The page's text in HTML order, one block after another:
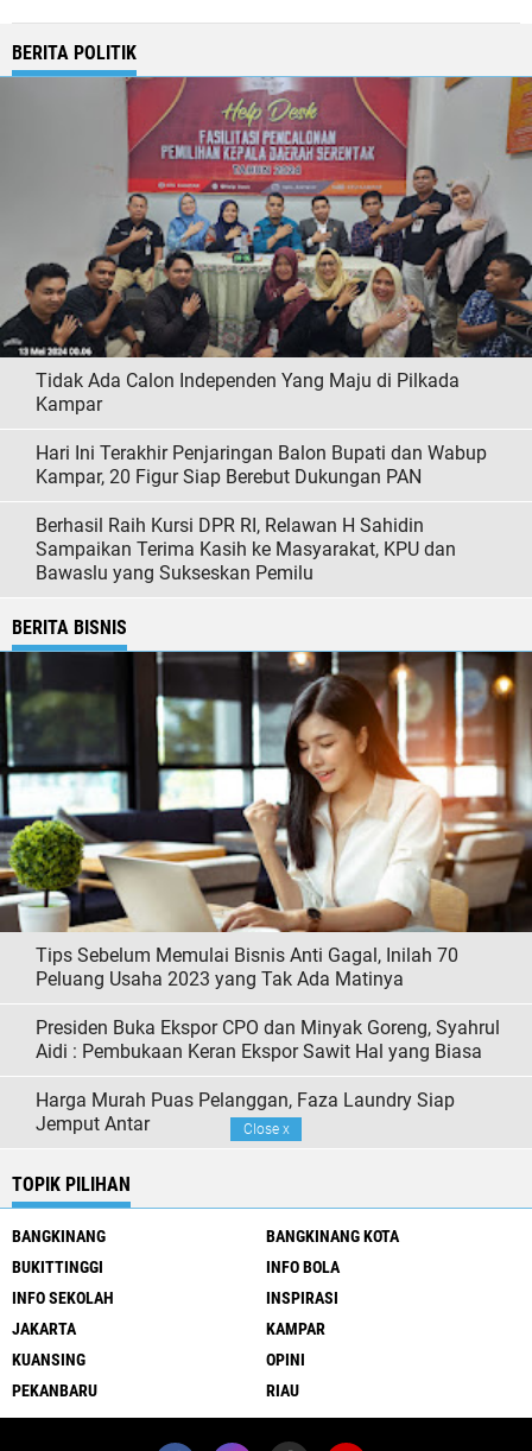
BERITA POLITIK
Tidak Ada Calon Independen Yang Maju di Pilkada
Kampar
Hari Ini Terakhir Penjaringan Balon Bupati dan Wabup
Kampar, 20 Figur Siap Berebut Dukungan PAN
Berhasil Raih Kursi DPR RI, Relawan H Sahidin
Sampaikan Terima Kasih ke Masyarakat, KPU dan
Bawaslu yang Sukseskan Pemilu
BERITA BISNIS
Tips Sebelum Memulai Bisnis Anti Gagal, Inilah 70
Peluang Usaha 2023 yang Tak Ada Matinya
Presiden Buka Ekspor CPO dan Minyak Goreng, Syahrul
Aidi : Pembukaan Keran Ekspor Sawit Hal yang Biasa
Harga Murah Puas Pelanggan, Faza Laundry Siap
Jemput Antar
TOPIK PILIHAN
BANGKINANG
BANGKINANG KOTA
BUKITTINGGI
INFO BOLA
INFO SEKOLAH
INSPIRASI
JAKARTA
KAMPAR
KUANSING
OPINI
PEKANBARU
RIAU
Close x